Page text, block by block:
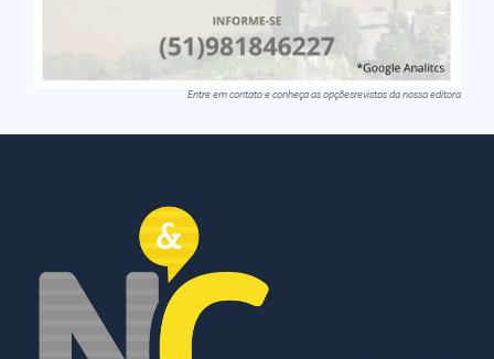
Entre em contato e conheça as opçõesrevistas da nossa editora